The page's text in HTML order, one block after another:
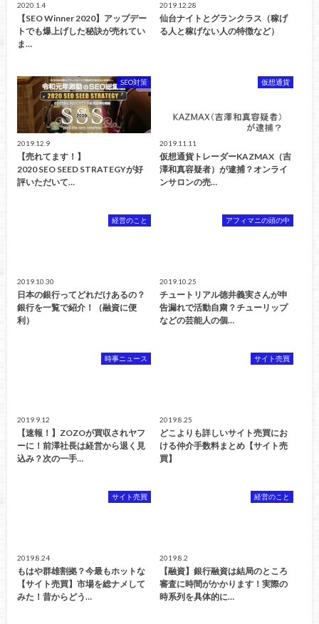
2020.1.4
【SEO Winner 2020】アップデー
トでも爆上げした秘訣が売れてい
ま…
2019.12.28
仙台ナイトとグランクラス（稼げ
る人と稼げない人の特徴など）
SEO対策
2019.12.9
【売れてます！】
2020 SEO SEED STRATEGYが好
評いただいて…
仮想通貨
2019.11.11
仮想通貨トレーダーKAZMAX（吉
澤和真容疑者）が逮捕？オンライ
ンサロンの売…
経営のこと
2019.10.30
日本の銀行ってどれだけあるの？
銀行を一覧で紹介！（融資に便
利）
アフィマニの頭の中
2019.10.25
チュートリアル徳井義実さんが申
告漏れで活動自粛？チューリップ
などの芸能人の個…
時事ニュース
2019.9.12
【速報！】ZOZOが買収されヤフ
ーに！前澤社長は経営から退く見
込み？次の一手…
サイト売買
2019.8.25
どこよりも詳しいサイト売買にお
ける仲介手数料まとめ【サイト売
買】
サイト売買
2019.8.24
もはや群雄割拠？今最もホットな
【サイト売買】市場を総ナメして
みた！昔からどう…
経営のこと
2019.8.2
【融資】銀行融資は結局のところ
審査に時間がかかります！実際の
時系列を具体的に…